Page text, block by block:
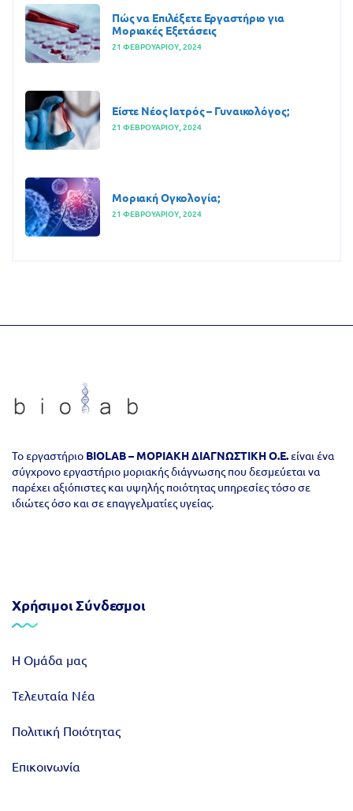
Πώς να Επιλέξετε Εργαστήριο για
Μοριακές Εξετάσεις
21 ΦΕΒΡΟΥΑΡΊΟΥ, 2024
Είστε Νέος Ιατρός – Γυναικολόγος;
21 ΦΕΒΡΟΥΑΡΊΟΥ, 2024
Μοριακή Ογκολογία;
21 ΦΕΒΡΟΥΑΡΊΟΥ, 2024
Το εργαστήριο ΒIOLAB – ΜΟΡΙΑΚΗ ΔΙΑΓΝΩΣΤΙΚΗ Ο.Ε.είναι ένα
σύγχρονο εργαστήριο μοριακής διάγνωσης που δεσμεύεται να
παρέχει αξιόπιστες και υψηλής ποιότητας υπηρεσίες τόσο σε
ιδιώτες όσο και σε επαγγελματίες υγείας.
Χρήσιμοι Σύνδεσμοι
Η Ομάδα μας
Τελευταία Νέα
Πολιτική Ποιότητας
Επικοινωνία